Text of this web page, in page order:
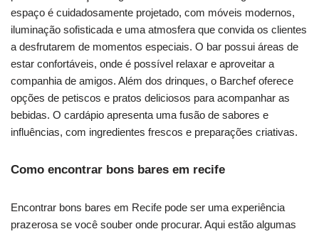
espaço é cuidadosamente projetado, com móveis modernos,
iluminação sofisticada e uma atmosfera que convida os clientes
a desfrutarem de momentos especiais. O bar possui áreas de
estar confortáveis, onde é possível relaxar e aproveitar a
companhia de amigos. Além dos drinques, o Barchef oferece
opções de petiscos e pratos deliciosos para acompanhar as
bebidas. O cardápio apresenta uma fusão de sabores e
influências, com ingredientes frescos e preparações criativas.
Como encontrar bons bares em recife
Encontrar bons bares em Recife pode ser uma experiência
prazerosa se você souber onde procurar. Aqui estão algumas